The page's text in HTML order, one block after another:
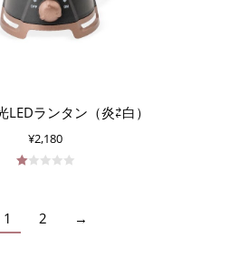
LEDランタン（炎⇄白）
¥2,180
1 2 →